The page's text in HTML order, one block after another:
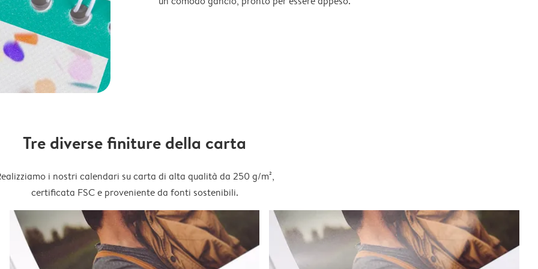
Tre diverse finiture della carta
i nostri calendari su carta di alta qualità da 250 g/m²,
certificata FSC e proveniente da fonti sostenibili.